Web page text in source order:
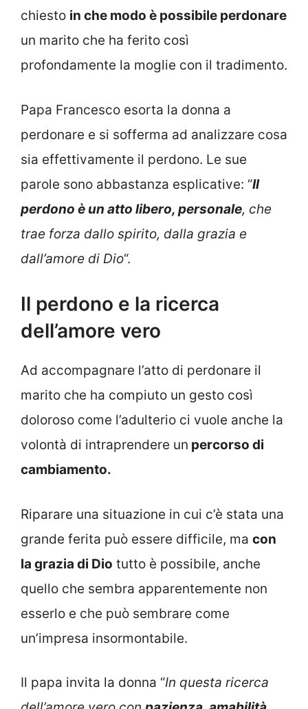
chiesto in che modo è possibile perdonare
un marito che ha ferito così
profondamente la moglie con il tradimento.
Papa Francesco esorta la donna a
perdonare e si sofferma ad analizzare cosa
sia effettivamente il perdono. Le sue
parole sono abbastanza esplicative: “Il
perdono è un atto libero, personale, che
trae forza dallo spirito, dalla grazia e
dall’amore di Dio“.
Il perdono e la ricerca
dell’amore vero
Ad accompagnare l’atto di perdonare il
marito che ha compiuto un gesto così
doloroso come l’adulterio ci vuole anche la
volontà di intraprendere un percorso di
cambiamento.
Riparare una situazione in cui c’è stata una
grande ferita può essere difficile, ma con
la grazia di Dio tutto è possibile, anche
quello che sembra apparentemente non
esserlo e che può sembrare come
un’impresa insormontabile.
Il papa invita la donna “In questa ricerca